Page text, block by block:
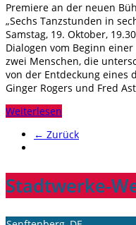
Premiere an der neuen
„Sechs Tanzstunden in
Samstag, 19. Oktober,
Dialogen vom Beginn
zwei Menschen, die
von der Entdeckung eines
Ginger Rogers und Fred
Weiterlesen
← Zurück
Stadtwerke-